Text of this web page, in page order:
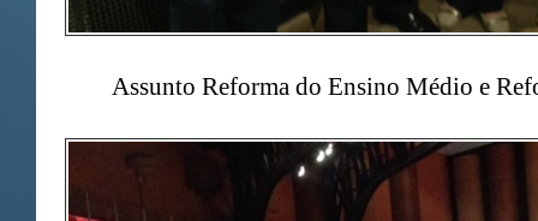
Assunto Reforma do Ensino Médio e